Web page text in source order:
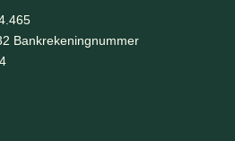
Bankrekeningnummer